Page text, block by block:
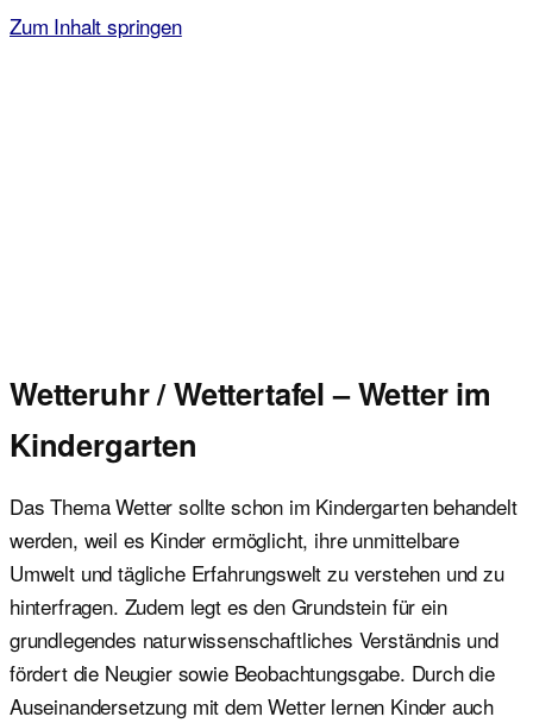
Zum Inhalt springen
Wetteruhr / Wettertafel – Wetter im
Kindergarten
Das Thema Wetter sollte schon im Kindergarten behandelt
werden, weil es Kinder ermöglicht, ihre unmittelbare
Umwelt und tägliche Erfahrungswelt zu verstehen und zu
hinterfragen. Zudem legt es den Grundstein für ein
grundlegendes naturwissenschaftliches Verständnis und
fördert die Neugier sowie Beobachtungsgabe. Durch die
Auseinandersetzung mit dem Wetter lernen Kinder auch